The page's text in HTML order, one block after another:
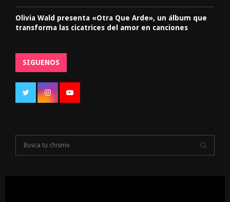
Olivia Wald presenta «Otra Que Arde», un álbum que
transforma las cicatrices del amor en canciones
SIGUENOS